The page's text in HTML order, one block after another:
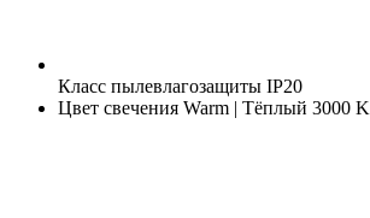
Класс пылевлагозащиты IP20
Цвет свечения Warm | Тёплый 3000 K